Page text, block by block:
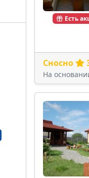
Есть
Сносно
На